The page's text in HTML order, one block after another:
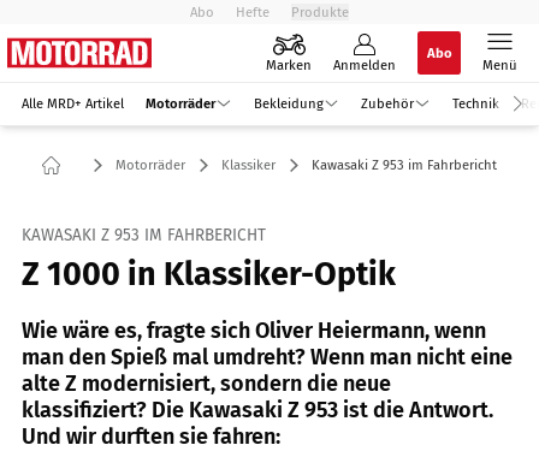
Abo Hefte Produkte
Marken Anmelden
Abo
Menü
Alle MRD+ Artikel Motorräder Bekleidung Zubehör Technik
Motorräder Klassiker Kawasaki Z 953 im Fahrbericht
KAWASAKI Z 953 IM FAHRBERICHT
Z 1000 in Klassiker-Optik
Wie wäre es, fragte sich Oliver Heiermann, wenn
man den Spieß mal umdreht? Wenn man nicht eine
alte Z modernisiert, sondern die neue
klassifiziert? Die Kawasaki Z 953 ist die Antwort.
Und wir durften sie fahren: